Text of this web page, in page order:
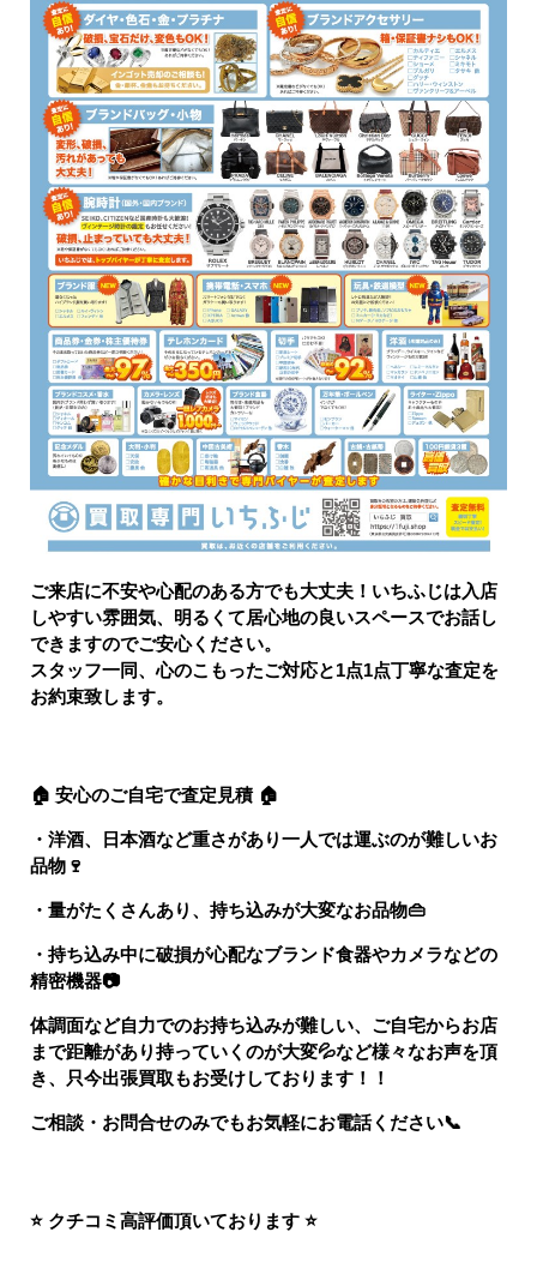
ご来店に不安や心配のある方でも大丈夫！いちふじは入店
しやすい雰囲気、明るくて居心地の良いスペースでお話し
できますのでご安心ください。
スタッフ一同、心のこもったご対応と1点1点丁寧な査定を
お約束致します。
🏠 安心のご自宅で査定見積 🏠
・洋酒、日本酒など重さがあり一人では運ぶのが難しいお
品物 🍷
・量がたくさんあり、持ち込みが大変なお品物👜
・持ち込み中に破損が心配なブランド食器やカメラなどの
精密機器📷
体調面など自力でのお持ち込みが難しい、ご自宅からお店
まで距離があり持っていくのが大変💦など様々なお声を頂
き、只今出張買取もお受けしております！！
ご相談・お問合せのみでもお気軽にお電話ください📞
⭐ クチコミ高評価頂いております ⭐